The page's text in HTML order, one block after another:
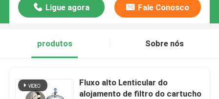
Ligue agora Fale Conosco
produtos Sobre nós
Fluxo alto Lenticular do
alojamento de filtro do cartucho